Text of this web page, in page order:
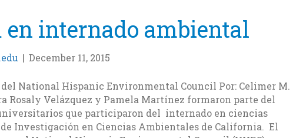
en internado ambiental
| December 11, 2015
National Hispanic Environmental Council Por: Celimer M.
Rosaly Velázquez y Pamela Martínez formaron parte del
que participaron del internado en ciencias
Investigación en Ciencias Ambientales de California. El